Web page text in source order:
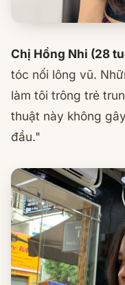
Chị Hồng Nhi (28
tóc nối lông vũ.
làm tôi trông trẻ
thuật này không
đầu."